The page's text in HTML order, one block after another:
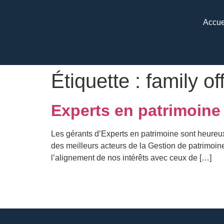
Étiquette : family
Experts en
Les gérants d’Experts en patrimoine sont
des meilleurs acteurs de la Gestion de
l’alignement de nos intérêts avec ceux de […]